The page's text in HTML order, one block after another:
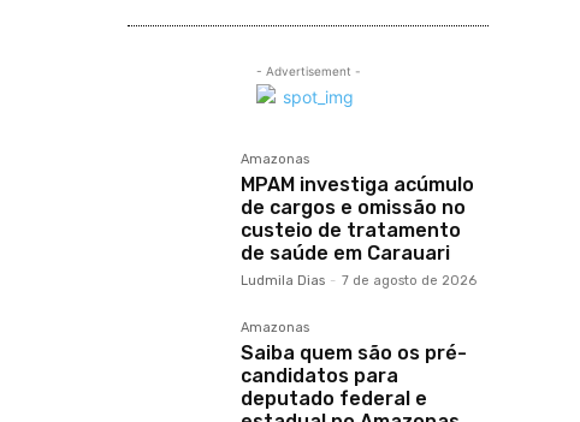
- Advertisement -
Amazonas
MPAM investiga acúmulo
de cargos e omissão no
custeio de tratamento
de saúde em Carauari
Ludmila Dias - 7 de agosto de 2026
Amazonas
Saiba quem são os pré-
candidatos para
deputado federal e